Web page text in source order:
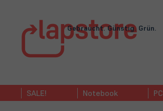
Gebraucht. Günstig. Grün.
SALE! Notebook